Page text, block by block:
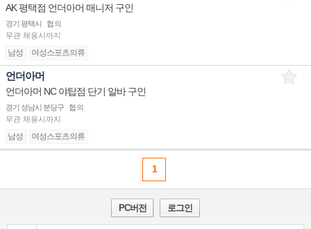
AK 평택점 언더아머 매니저 구인
경기 평택시
협의
무관 채용시까지
남성 여성스포츠의류
언더아머
언더아머 NC 야탑점 단기 알바 구인
경기 성남시 분당구
협의
무관 채용시까지
남성 여성스포츠의류
1
PC버전 로그인